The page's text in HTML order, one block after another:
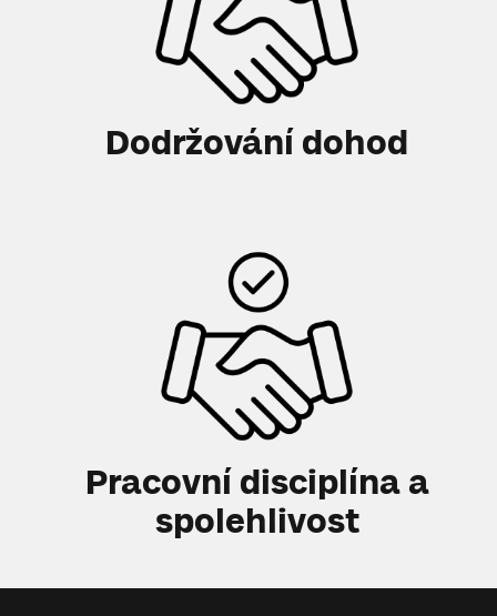
Dodržování dohod
Pracovní disciplína a
spolehlivost